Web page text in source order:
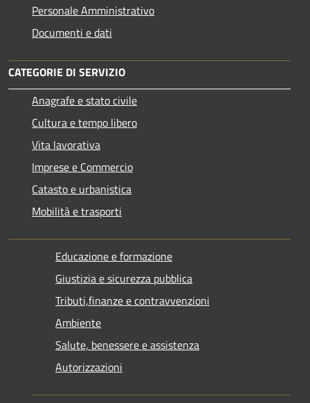
Personale Amministrativo
Documenti e dati
CATEGORIE DI SERVIZIO
Anagrafe e stato civile
Cultura e tempo libero
Vita lavorativa
Imprese e Commercio
Catasto e urbanistica
Mobilità e trasporti
Educazione e formazione
Giustizia e sicurezza pubblica
Tributi,finanze e contravvenzioni
Ambiente
Salute, benessere e assistenza
Autorizzazioni